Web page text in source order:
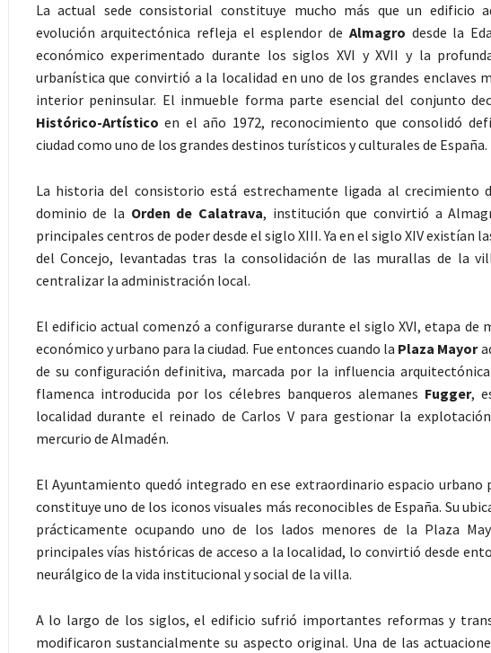
La actual sede consistorial constituye mucho más que un edificio
evolución arquitectónica refleja el esplendor de Almagro desde la
económico experimentado durante los siglos XVI y XVII y la
urbanística que convirtió a la localidad en uno de los grandes enclaves
interior peninsular. El inmueble forma parte esencial del conjunto
Histórico-Artístico en el año 1972, reconocimiento que consolidó
ciudad como uno de los grandes destinos turísticos y culturales de España.
La historia del consistorio está estrechamente ligada al crecimiento
dominio de la Orden de Calatrava, institución que convirtió a
principales centros de poder desde el siglo XIII. Ya en el siglo XIV existían
del Concejo, levantadas tras la consolidación de las murallas de la
centralizar la administración local.
El edificio actual comenzó a configurarse durante el siglo XVI, etapa de
económico y urbano para la ciudad. Fue entonces cuando la Plaza Mayor
de su configuración definitiva, marcada por la influencia
flamenca introducida por los célebres banqueros alemanes Fugger,
localidad durante el reinado deCarlos Vpara gestionar la
mercurio de Almadén.
El Ayuntamiento quedó integrado en ese extraordinario espacio urbano
constituye uno de los iconos visuales más reconocibles de España. Su
prácticamente ocupando uno de los lados menores de la Plaza
principales vías históricas de acceso a la localidad, lo convirtió desde
neurálgico de la vida institucional y social de la villa.
A lo largo de los siglos, el edificio sufrió importantes reformas y
modificaron sustancialmente su aspecto original. Una de las